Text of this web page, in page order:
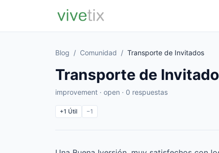
Blog / Comunidad / Transporte de Invitados
Transporte de
improvement · open · 0 respuestas
+1 Útil −1